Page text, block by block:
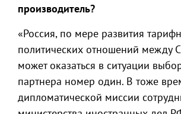
производитель?
«Россия, по мере развития
политических отношений между
может оказаться в ситуации
партнера номер один. В тоже
дипломатической миссии